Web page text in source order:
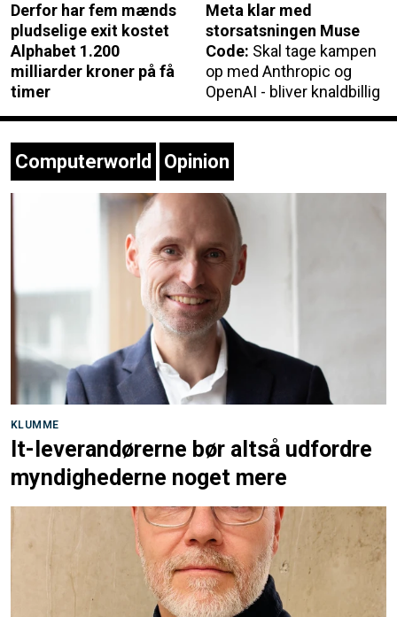
Derfor har fem mænds
pludselige exit kostet
Alphabet 1.200
milliarder kroner på få
timer
Meta klar med
storsatsningen Muse
Code: Skal tage kampen
op med Anthropic og
OpenAI - bliver knaldbillig
Computerworld Opinion
KLUMME
It-leverandørerne bør altså udfordre
myndighederne noget mere